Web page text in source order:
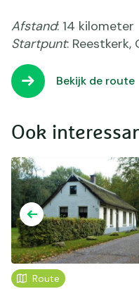
Afstand: 14 kilometer
Startpunt: Reestkerk,
Bekijk de route
Ook
Route